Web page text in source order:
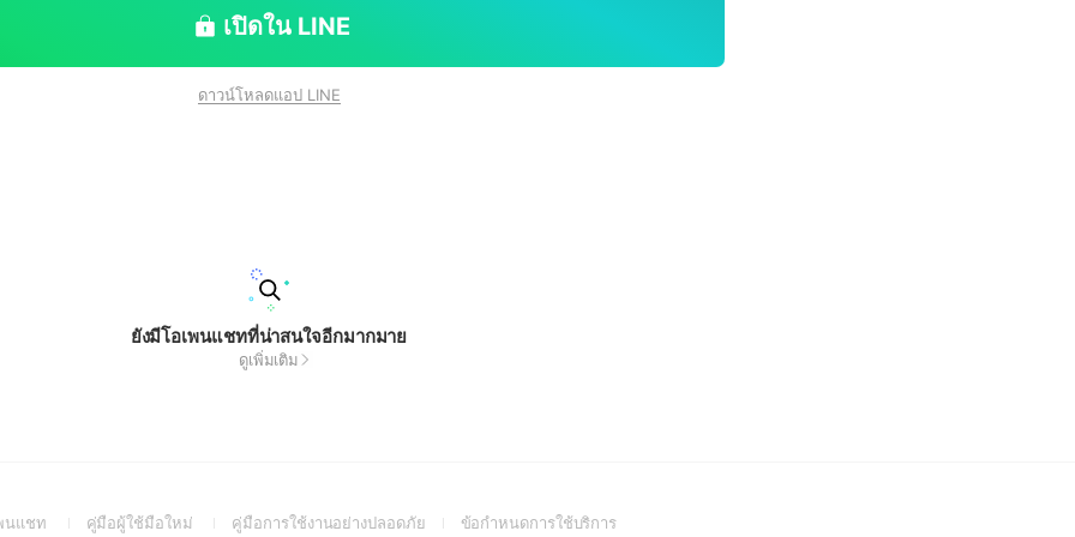
เปิดใน LINE
ดาวน์โหลดแอป LINE
ยังมีโอเพนแชทที่น่าสนใจอีกมากมาย
ดูเพิ่มเติม
นแชท
(Openคู่มือผู้ใช้มือใหม่
(Openคู่มือการใช้งานอย่างปลอดภัย(Openข้อกำหนดการใช้บริการ(Open